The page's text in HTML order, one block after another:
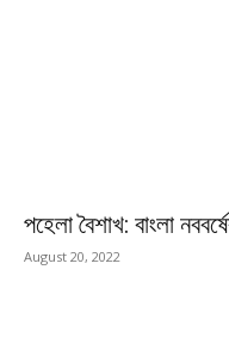
পহেলা বৈশাখ: বাংলা
August 20, 2022